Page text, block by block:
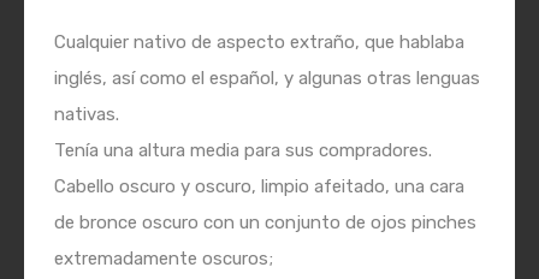
Cualquier nativo de aspecto extraño, que hablaba
inglés, así como el español, y algunas otras lenguas
nativas.
Tenía una altura media para sus compradores.
Cabello oscuro y oscuro, limpio afeitado, una cara
de bronce oscuro con un conjunto de ojos pinches
extremadamente oscuros;